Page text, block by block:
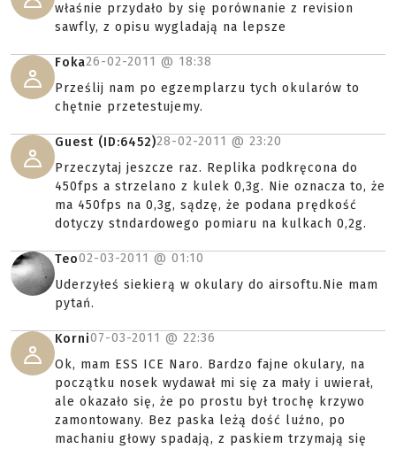
właśnie przydało by się porównanie z revision
sawfly, z opisu wygladają na lepsze
Foka26-02-2011 @ 18:38
Prześlij nam po egzemplarzu tych okularów to
chętnie przetestujemy.
Guest (ID:6452)28-02-2011 @ 23:20
Przeczytaj jeszcze raz. Replika podkręcona do
450fps a strzelano z kulek 0,3g. Nie oznacza to, że
ma 450fps na 0,3g, sądzę, że podana prędkość
dotyczy stndardowego pomiaru na kulkach 0,2g.
Teo02-03-2011 @ 01:10
Uderzyłeś siekierą w okulary do airsoftu.Nie mam
pytań.
Korni07-03-2011 @ 22:36
Ok, mam ESS ICE Naro. Bardzo fajne okulary, na
początku nosek wydawał mi się za mały i uwierał,
ale okazało się, że po prostu był trochę krzywo
zamontowany. Bez paska leżą dość luźno, po
machaniu głowy spadają, z paskiem trzymają się